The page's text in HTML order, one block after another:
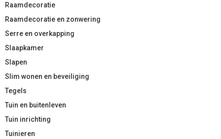
Raamdecoratie
Raamdecoratie en zonwering
Serre en overkapping
Slaapkamer
Slapen
Slim wonen en beveiliging
Tegels
Tuin en buitenleven
Tuin inrichting
Tuinieren